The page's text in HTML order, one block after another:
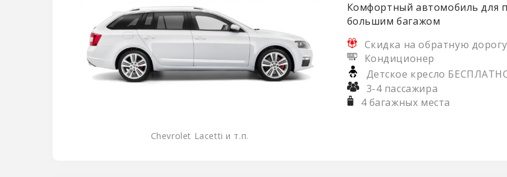
Chevrolet Lacetti и т.п.
Комфортный автомобиль для
большим багажом
Скидка на обратную
Кондиционер
Детское кресло
3-4 пассажира
4 багажных места